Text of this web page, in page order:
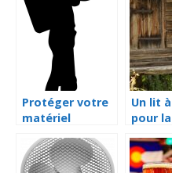
solitaire
Protéger votre
matériel
avec un sac
photo
Un lit
pour